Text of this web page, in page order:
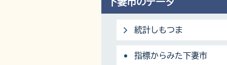
統計しもつま
指標からみた下妻市